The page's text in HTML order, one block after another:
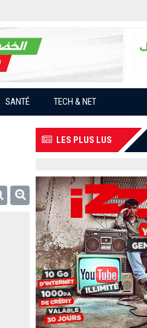
SANTÉ TECH & NET
LES PLUS LUS